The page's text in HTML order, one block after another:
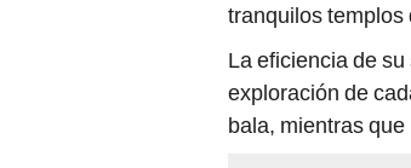
tranquilos templos
La eficiencia de
exploración de
bala, mientras que